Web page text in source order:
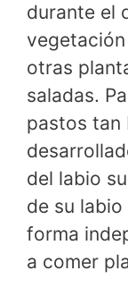
durante el
otras
saladas.
pastos tan
del labio
de su
forma
a comer